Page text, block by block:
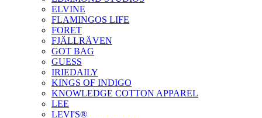
ELVINE
FLAMINGOS LIFE
FORET
FJÄLLRÄVEN
GOT BAG
GUESS
IRIEDAILY
KINGS OF INDIGO
KNOWLEDGE COTTON APPAREL
LEE
LEVI'S®